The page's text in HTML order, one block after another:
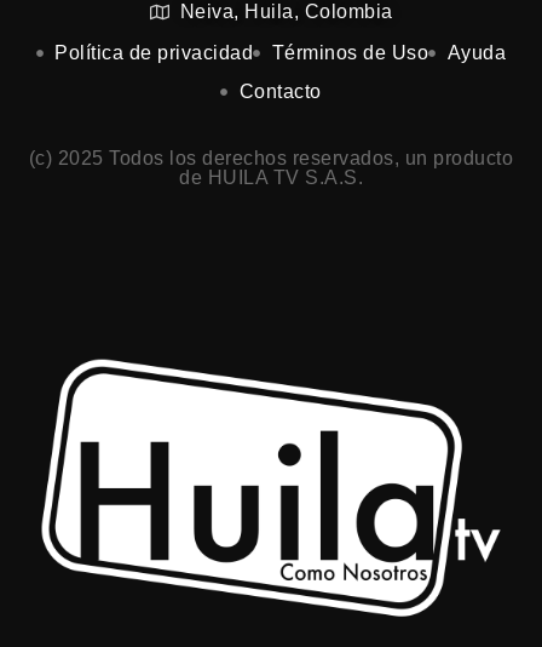
Neiva, Huila, Colombia
Política de privacidad
Términos de Uso
Ayuda
Contacto
(c) 2025 Todos los derechos reservados, un producto
de HUILA TV S.A.S.